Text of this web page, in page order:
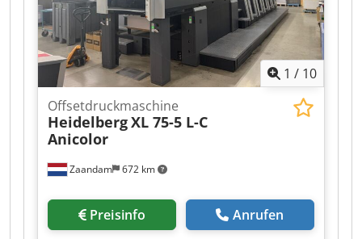
1 / 10
Zaandam 672 km
Offsetdruckmaschine
HeidelbergXL 75-5 L-C
Anicolor
Preisinfo Anrufen